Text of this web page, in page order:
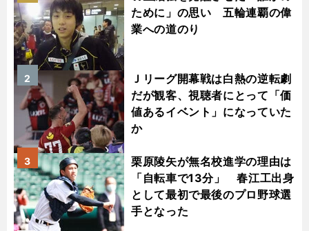
ために」の思い 五輪連覇の偉
業への道のり
Ｊリーグ開幕戦は白熱の逆転劇
だが観客、視聴者にとって「価
値あるイベント」になっていた
か
2
栗原陵矢が無名校進学の理由は
「自転車で13分」 春江工出身
として最初で最後のプロ野球選
手となった
3